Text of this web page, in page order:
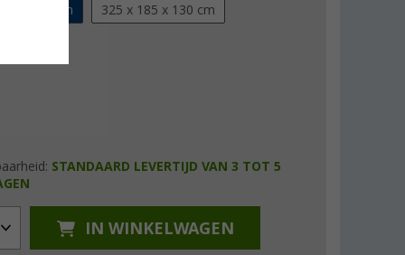
x 115 cm
325 x 185 x 130 cm
STANDAARD LEVERTIJD VAN 3 TOT 5
IN WINKELWAGEN